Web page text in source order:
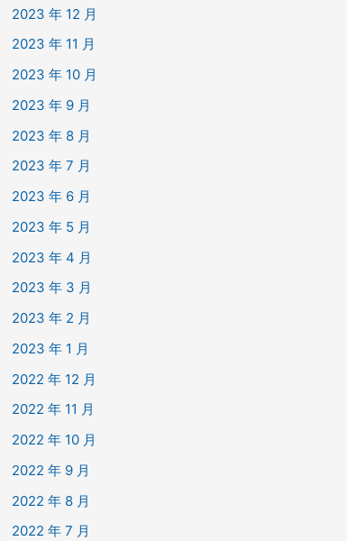
2023 年 12 月
2023 年 11 月
2023 年 10 月
2023 年 9 月
2023 年 8 月
2023 年 7 月
2023 年 6 月
2023 年 5 月
2023 年 4 月
2023 年 3 月
2023 年 2 月
2023 年 1 月
2022 年 12 月
2022 年 11 月
2022 年 10 月
2022 年 9 月
2022 年 8 月
2022 年 7 月